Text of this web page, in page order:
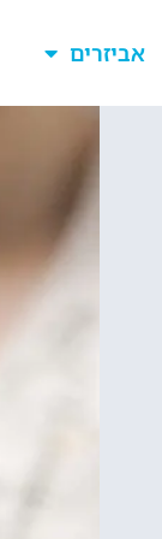
אביזרים